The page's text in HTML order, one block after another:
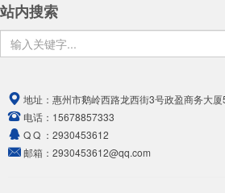
站内搜索
地址： 惠州市鹅岭西路龙西街3号政盈商务大
电话： 15678857333
Q Q ： 2930453612
邮箱： 2930453612@qq.com